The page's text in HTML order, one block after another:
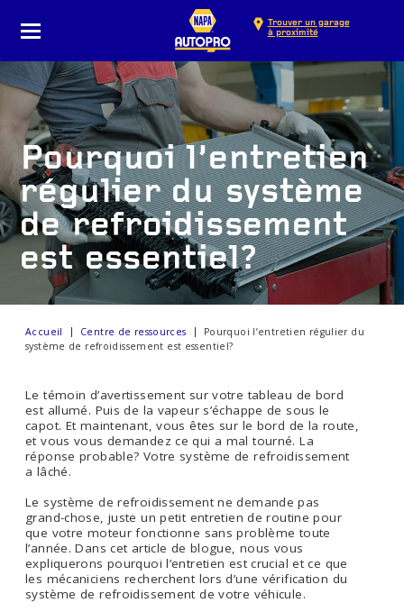
Trouver un garage
à proximité
Pourquoi l’entretien
régulier du système
de refroidissement
est essentiel?
Accueil Centre de ressources
Pourquoi l’entretien régulier du
système de refroidissement est essentiel?
Le témoin d’avertissement sur votre tableau de bord
est allumé. Puis de la vapeur s’échappe de sous le
capot. Et maintenant, vous êtes sur le bord de la route,
et vous vous demandez ce qui a mal tourné. La
réponse probable? Votre système de refroidissement
a lâché.
Le système de refroidissement ne demande pas
grand-chose, juste un petit entretien de routine pour
que votre moteur fonctionne sans problème toute
l’année. Dans cet article de blogue, nous vous
expliquerons pourquoi l’entretien est crucial et ce que
les mécaniciens recherchent lors d’une vérification du
système de refroidissement de votre véhicule.